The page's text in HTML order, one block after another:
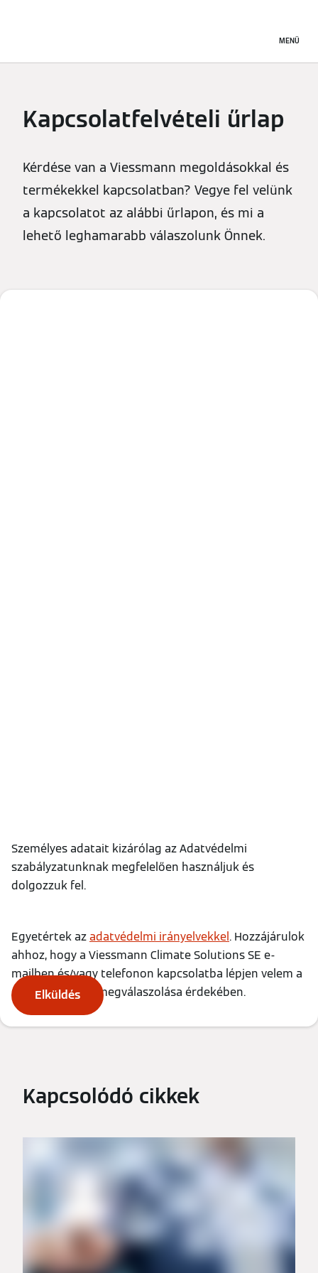
MENÜ
Kapcsolatfelvételi űrlap
Kérdése van a Viessmann megoldásokkal és
termékekkel kapcsolatban? Vegye fel velünk
a kapcsolatot az alábbi űrlapon, és mi a
lehető leghamarabb válaszolunk Önnek.
Személyes adatait kizárólag az Adatvédelmi
szabályzatunknak megfelelően használjuk és
dolgozzuk fel.
Egyetértek azadatvédelmi irányelvekkel . Hozzájárulok
ahhoz, hogy a Viessmann Climate Solutions SE e-
mailben és/vagy telefonon kapcsolatba lépjen velem a
megkeresésem megválaszolása érdekében.
Elküldés
Kapcsolódó cikkek